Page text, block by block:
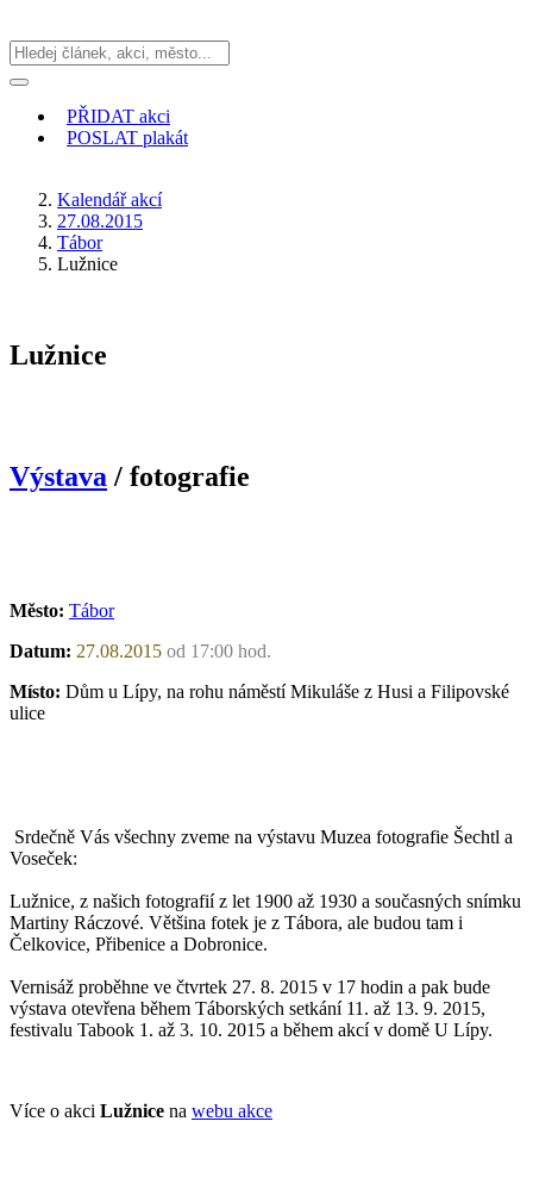
PŘIDAT akci
POSLAT plakát
Kalendář akcí
27.08.2015
Tábor
Lužnice
Lužnice
Výstava / fotografie
Město: Tábor
Datum: 27.08.2015 od 17:00 hod.
Místo: Dům u Lípy, na rohu náměstí Mikuláše z Husi a Filipovské
ulice
Srdečně Vás všechny zveme na výstavu Muzea fotografie Šechtl a
Voseček:
Lužnice, z našich fotografií z let 1900 až 1930 a současných snímku
Martiny Ráczové. Většina fotek je z Tábora, ale budou tam i
Čelkovice, Přibenice a Dobronice.
Vernisáž proběhne ve čtvrtek 27. 8. 2015 v 17 hodin a pak bude
výstava otevřena během Táborských setkání 11. až 13. 9. 2015,
festivalu Tabook 1. až 3. 10. 2015 a během akcí v domě U Lípy.
Více o akci Lužnice na webu akce